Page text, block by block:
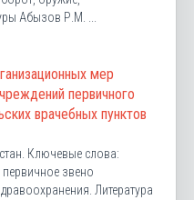
Абызов Р.М. ...
мер
первичного
врачебных пунктов
Ключевые слова:
, первичное звено
Литература